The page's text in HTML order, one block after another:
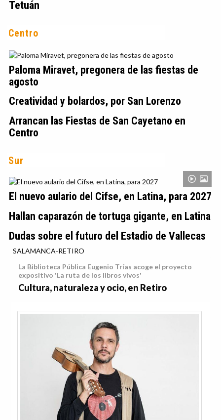
Tetuán
Centro
Paloma Miravet, pregonera de las fiestas de
agosto
Creatividad y bolardos, por San Lorenzo
Arrancan las Fiestas de San Cayetano en
Centro
Sur
El nuevo aulario del Cifse, en Latina, para 2027
Hallan caparazón de tortuga gigante, en Latina
Dudas sobre el futuro del Estadio de Vallecas
SALAMANCA-RETIRO
La Biblioteca Pública Eugenio Trías acoge el proyecto
expositivo 'La ruta de los libros vivos'
Cultura, naturaleza y ocio, en Retiro